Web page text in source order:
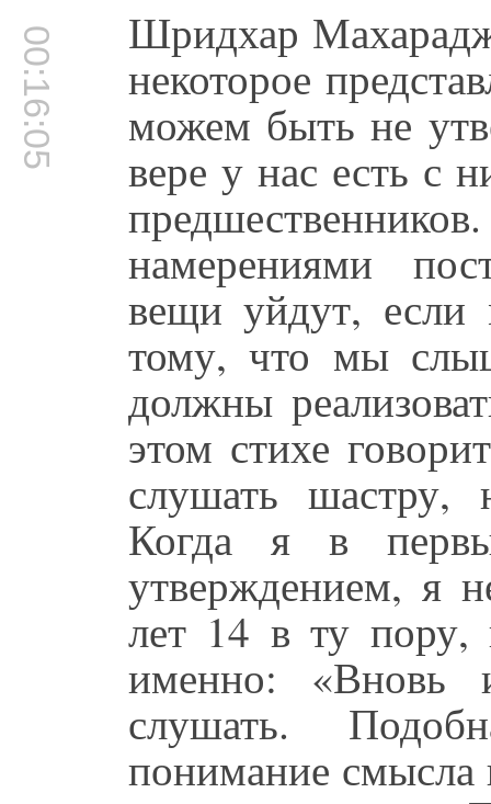
00:16:05 Шридхар
некоторое
можем быть не
вере у нас есть с
намерениями
вещи уйдут, если
тому, что мы
должны
этом стихе
слушать шастру,
Когда я в
утверждением, я
лет 14 в ту
именно: «Вновь
слушать.
понимание